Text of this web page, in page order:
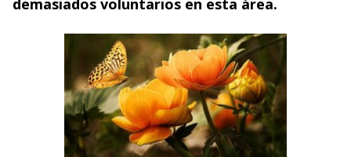
demasiados voluntarios en esta área.